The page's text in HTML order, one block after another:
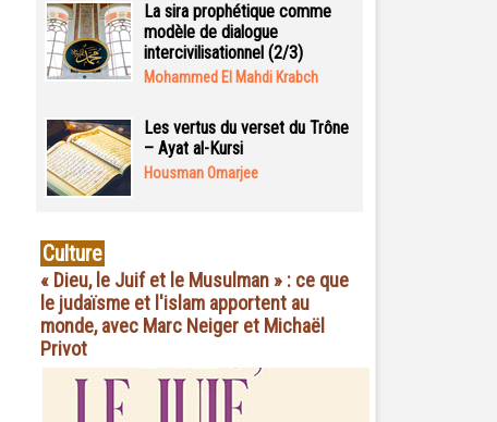
La sira prophétique comme
modèle de dialogue
intercivilisationnel (2/3)
Mohammed El Mahdi Krabch
Les vertus du verset du Trône
– Ayat al-Kursi
Housman Omarjee
Culture
« Dieu, le Juif et le Musulman » : ce que
le judaïsme et l'islam apportent au
monde, avec Marc Neiger et Michaël
Privot